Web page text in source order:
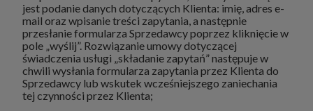
jest podanie danych dotyczących Klienta: imię, adres e-
mail oraz wpisanie treści zapytania, a następnie
przesłanie formularza Sprzedawcy poprzez kliknięcie w
pole „wyślij”. Rozwiązanie umowy dotyczącej
świadczenia usługi „składanie zapytań” następuje w
chwili wysłania formularza zapytania przez Klienta do
Sprzedawcy lub wskutek wcześniejszego zaniechania
tej czynności przez Klienta;